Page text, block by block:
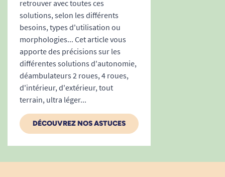
retrouver avec toutes ces
solutions, selon les différents
besoins, types d'utilisation ou
morphologies... Cet article vous
apporte des précisions sur les
différentes solutions d'autonomie,
déambulateurs 2 roues, 4 roues,
d'intérieur, d'extérieur, tout
terrain, ultra léger...
DÉCOUVREZ NOS ASTUCES